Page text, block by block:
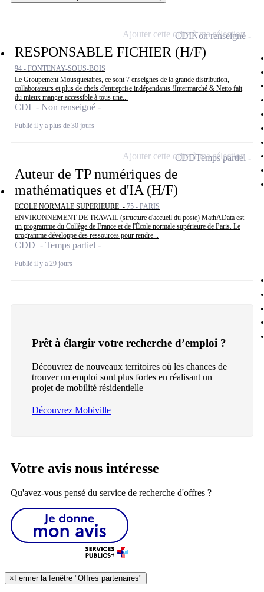
RESPONSABLE FICHIER (H/F)
94 - FONTENAY-SOUS-BOIS
Le Groupement Mousquetaires, ce sont 7 enseignes de la grande distribution,
collaborateurs et plus de chefs d'entreprise indépendants !Intermarché & Netto fait
du mieux manger accessible à tous une...
CDI - Non renseigné
Publié il y a plus de 30 jours
CDINon renseigné
Ajouter cette offre à ma sélection
Auteur de TP numériques de
mathématiques et d'IA (H/F)
ECOLE NORMALE SUPERIEURE - 75 - PARIS
ENVIRONNEMENT DE TRAVAIL (structure d'accueil du poste) MathAData est
un programme du Collège de France et de l'École normale supérieure de Paris. Le
programme développe des ressources pour rendre...
CDD - Temps partiel
Publié il y a 29 jours
CDDTemps partiel
Ajouter cette offre à ma sélection
Prêt à élargir votre recherche d’emploi ?
Découvrez de nouveaux territoires où les chances de
trouver un emploi sont plus fortes en réalisant un
projet de mobilité résidentielle
Découvrez Mobiville
Votre avis nous intéresse
Qu'avez-vous pensé du service de recherche d'offres ?
× Fermer la fenêtre "Offres partenaires"